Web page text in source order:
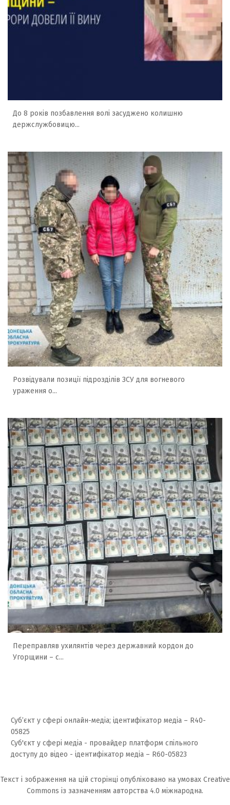
До 8 років позбавлення волі засуджено колишню
держслужбовицю...
Розвідували позиції підрозділів ЗСУ для вогневого
ураження о...
Переправляв ухилянтів через державний кордон до
Угорщини – с...
Суб’єкт у сфері онлайн-медіа; ідентифікатор медіа – R40-
05825
Суб'єкт у сфері медіа - провайдер платформ спільного
доступу до відео - ідентифікатор медіа – R60-05823
Текст і зображення на цій сторінці опубліковано на умовах Creative
Commons із зазначенням авторства 4.0 міжнародна.